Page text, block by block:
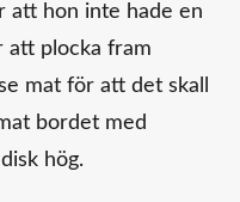
att hon inte hade en
att plocka fram
mat för att det skall
bordet med
hög.